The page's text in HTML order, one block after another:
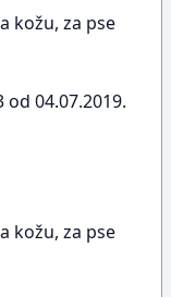
kožu, za pse
od 04.07.2019.
kožu, za pse